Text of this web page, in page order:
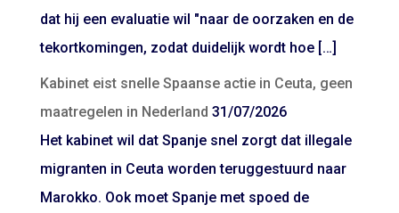
dat hij een evaluatie wil "naar de oorzaken en de
tekortkomingen, zodat duidelijk wordt hoe […]
Kabinet eist snelle Spaanse actie in Ceuta, geen
maatregelen in Nederland 31/07/2026
Het kabinet wil dat Spanje snel zorgt dat illegale
migranten in Ceuta worden teruggestuurd naar
Marokko. Ook moet Spanje met spoed de